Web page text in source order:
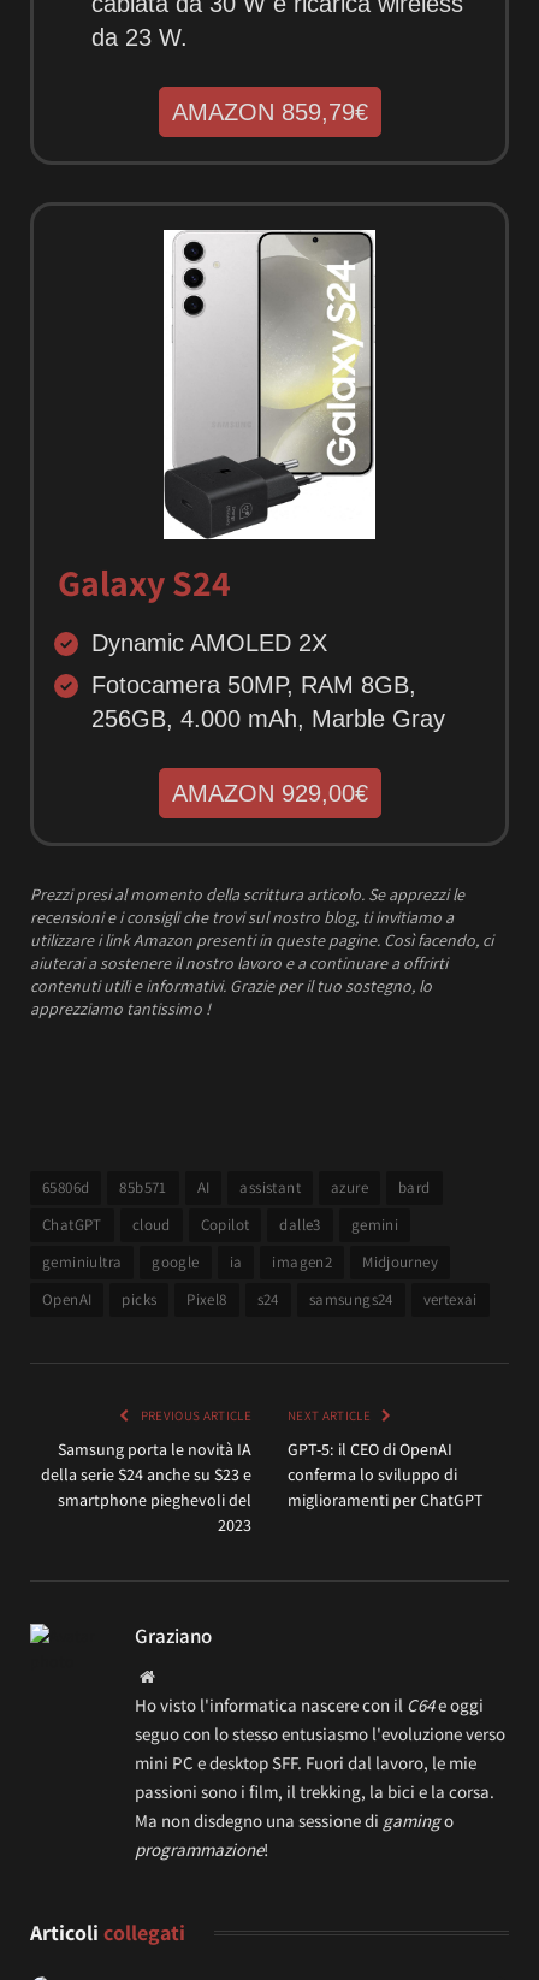
da 23 W.
AMAZON 859,79€
Galaxy S24
Dynamic AMOLED 2X
Fotocamera 50MP, RAM 8GB,
256GB, 4.000 mAh, Marble Gray
AMAZON 929,00€
Prezzi presi al momento della scrittura articolo. Se apprezzi le
recensioni e i consigli che trovi sul nostro blog, ti invitiamo a
utilizzare i link Amazon presenti in queste pagine. Così facendo, ci
aiuterai a sostenere il nostro lavoro e a continuare a offrirti
contenuti utili e informativi. Grazie per il tuo sostegno, lo
apprezziamo tantissimo !
65806d 85b571 AI assistant azure
bard
ChatGPT
cloud Copilot dalle3
gemini
geminiultra
google ia imagen2
Midjourney
OpenAI
picks Pixel8 s24 samsungs24 vertexai
PREVIOUS ARTICLE
Samsung porta le novità IA
della serie S24 anche su S23 e
smartphone pieghevoli del
2023
NEXT ARTICLE
GPT-5: il CEO di OpenAI
conferma lo sviluppo di
miglioramenti per ChatGPT
Graziano
Website
Ho visto l'informatica nascere con il C64e oggi
seguo con lo stesso entusiasmo l'evoluzione verso
mini PC e desktop SFF. Fuori dal lavoro, le mie
passioni sono i film, il trekking, la bici e la corsa.
Ma non disdegno una sessione di gamingo
programmazione!
Articoli collegati